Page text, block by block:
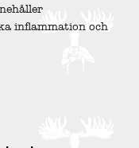
inflammation och